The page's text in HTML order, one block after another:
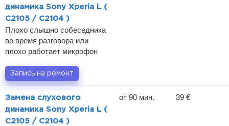
динамика Sony Xperia L (
C2105 / C2104 )
Плохо слышно собеседника
во время разговора или
плохо работает микрофон
Запись на ремонт
Замена слухового
динамика Sony Xperia L (
C2105 / C2104 )
от 90 мин. 39 €